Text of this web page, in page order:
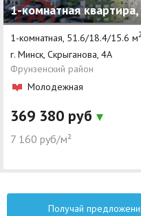
1-комнатная
1-комнатная, 51.6/18.4/15.6 м
г. Минск, Скрыганова, 4А
Фрунзенский район
Молодежная
369 380 руб
7 160 руб/м²
Получай